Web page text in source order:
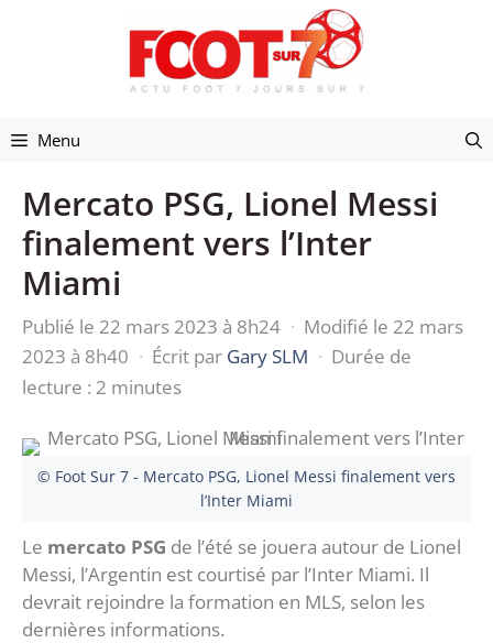
Menu
Mercato PSG, Lionel Messi
finalement vers l’Inter
Miami
Publié le 22 mars 2023 à 8h24 · Modifié le 22 mars
2023 à 8h40 · Écrit par Gary SLM · Durée de
lecture : 2 minutes
© Foot Sur 7 - Mercato PSG, Lionel Messi finalement vers
l’Inter Miami
Le mercato PSG de l’été se jouera autour de Lionel
Messi, l’Argentin est courtisé par l’Inter Miami. Il
devrait rejoindre la formation en MLS, selon les
dernières informations.